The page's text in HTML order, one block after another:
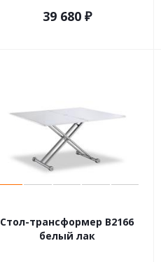
39 680 ₽
Стол-трансформер В2166
белый лак